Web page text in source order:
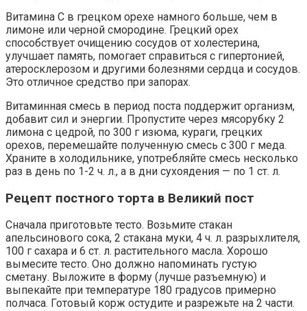
Витамина С в грецком орехе намного больше, чем в
лимоне или черной смородине. Грецкий орех
способствует очищению сосудов от холестерина,
улучшает память, помогает справиться с гипертонией,
атеросклерозом и другими болезнями сердца и сосудов.
Это отличное средство при запорах.
Витаминная смесь в период поста поддержит организм,
добавит сил и энергии. Пропустите через мясорубку 2
лимона с цедрой, по 300 г изюма, кураги, грецких
орехов, перемешайте полученную смесь с 300 г меда.
Храните в холодильнике, употребляйте смесь несколько
раз в день по 1-2 ч. л., а в дни сухоядения — по 1 ст. л.
Рецепт постного торта в Великий пост
Сначала приготовьте тесто. Возьмите стакан
апельсинового сока, 2 стакана муки, 4 ч. л. разрыхлителя,
100 г сахара и 6 ст. л. растительного масла. Хорошо
вымесите тесто. Оно должно напоминать густую
сметану. Выложите в форму (лучше разъемную) и
выпекайте при температуре 180 градусов примерно
полчаса. Готовый корж остудите и разрежьте на 2 части.